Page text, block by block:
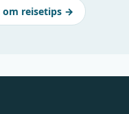
om reisetips →